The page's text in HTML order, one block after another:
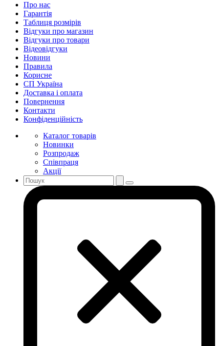
Про нас
Гарантія
Таблиця розмірів
Відгуки про магазин
Відгуки про товари
Відеовідгуки
Новини
Правила
Корисне
СП Україна
Доставка і оплата
Повернення
Контакти
Конфіденційність
Каталог товарів
Новинки
Розпродаж
Співпраця
Акції